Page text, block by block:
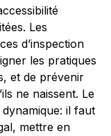
Les
d’inspection
les pratiques
et de prévenir
ne naissent. Le
il faut
mettre en